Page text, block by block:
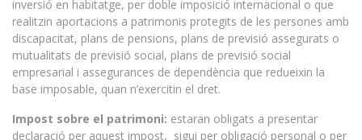
inversió en habitatge, per doble imposició internacional o que
realitzin aportacions a patrimonis protegits de les persones amb
discapacitat, plans de pensions, plans de previsió assegurats o
mutualitats de previsió social, plans de previsió social
empresarial i assegurances de dependència que redueixin la
base imposable, quan n’exercitin el dret.
Impost sobre el patrimoni: estaran obligats a presentar
declaració per aquest impost, sigui per obligació personal o per